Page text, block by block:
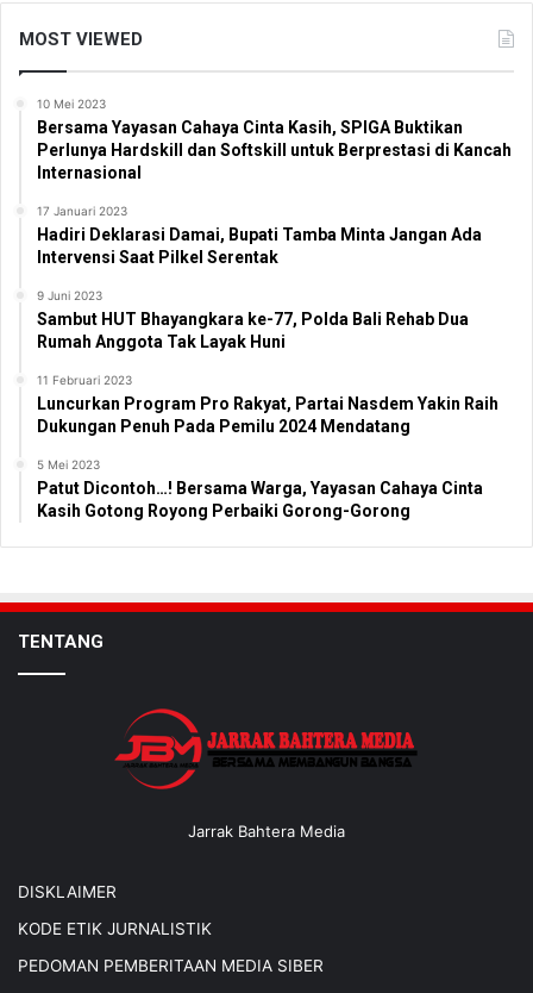
MOST VIEWED
10 Mei 2023
Bersama Yayasan Cahaya Cinta Kasih, SPIGA Buktikan
Perlunya Hardskill dan Softskill untuk Berprestasi di Kancah
Internasional
17 Januari 2023
Hadiri Deklarasi Damai, Bupati Tamba Minta Jangan Ada
Intervensi Saat Pilkel Serentak
9 Juni 2023
Sambut HUT Bhayangkara ke-77, Polda Bali Rehab Dua
Rumah Anggota Tak Layak Huni
11 Februari 2023
Luncurkan Program Pro Rakyat, Partai Nasdem Yakin Raih
Dukungan Penuh Pada Pemilu 2024 Mendatang
5 Mei 2023
Patut Dicontoh…! Bersama Warga, Yayasan Cahaya Cinta
Kasih Gotong Royong Perbaiki Gorong-Gorong
TENTANG
Jarrak Bahtera Media
DISKLAIMER
KODE ETIK JURNALISTIK
PEDOMAN PEMBERITAAN MEDIA SIBER